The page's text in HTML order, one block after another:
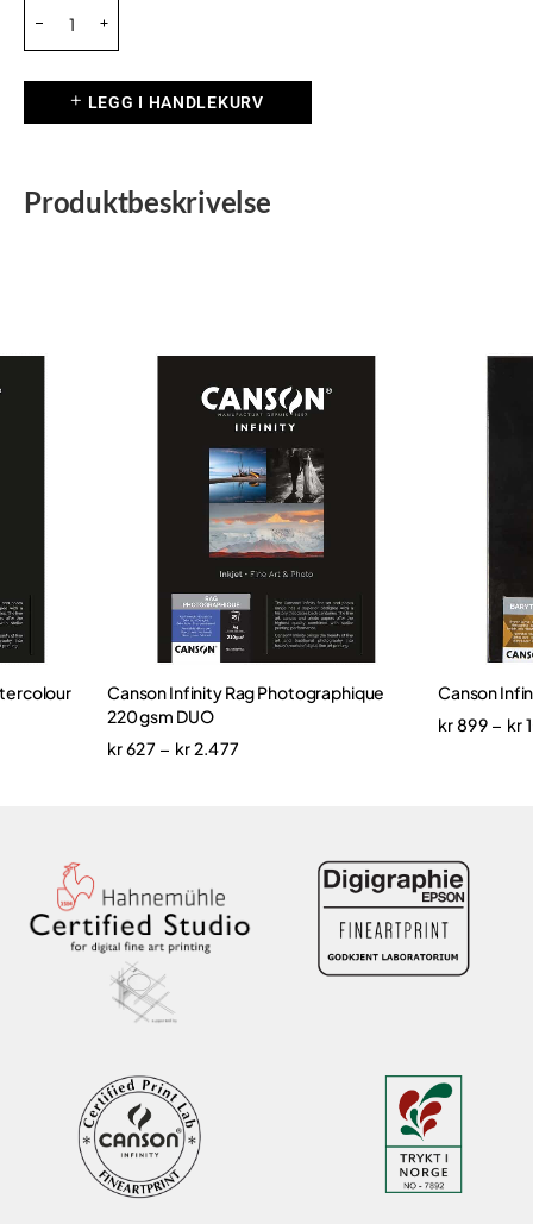
LEGG I HANDLEKURV
Produktbeskrivelse
Canson Infinity Rag Photographique
220 gsm DUO
kr627 – kr2.477
Canson
kr 899 – kr